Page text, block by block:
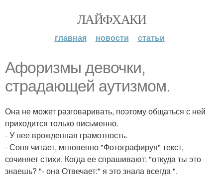
ЛАЙФХАКИ
главная новости статьи
Афоризмы девочки,
страдающей аутизмом.
Она не может разговаривать, поэтому общаться с ней
приходится только письменно.
- У нее врожденная грамотность.
- Соня читает, мгновенно "Фотографируя" текст,
сочиняет стихи. Когда ее спрашивают: "откуда ты это
знаешь? "- она Отвечает:" я это знала всегда ".